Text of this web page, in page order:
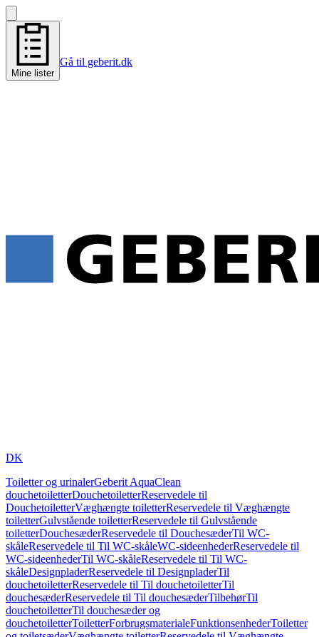
Mine lister
Gå til geberit.dk
DK
Toiletter og urinalerGeberit AquaClean
douchetoiletterDouchetoiletterReservedele til
DouchetoiletterVæghængte toiletterReservedele til Væghængte
toiletterGulvstående toiletterReservedele til Gulvstående
toiletterDouchesæderReservedele til DouchesæderTil WC-
skåleReservedele til Til WC-skåleWC-sideenhederReservedele til
WC-sideenhederTil WC-skåleReservedele til Til WC-
skåleDesignpladerReservedele til DesignpladerTil
douchetoiletterReservedele til Til douchetoiletterTil
douchesæderReservedele til Til douchesæderTilbehørTil
douchetoiletterTil douchesæder og
douchetoiletterToiletterForbrugsmaterialeFunktionsenhederToiletter